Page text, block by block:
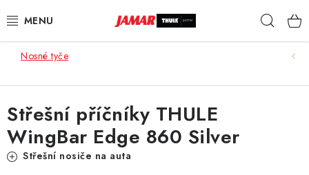
na
STŘEŠNÍ NOSIČE
STŘEŠNÍ BOXY
KOČÁRKY
Nosné tyče
Střešní příčníky THULE
WingBar Edge 860 Silver
Střešní nosiče na auta